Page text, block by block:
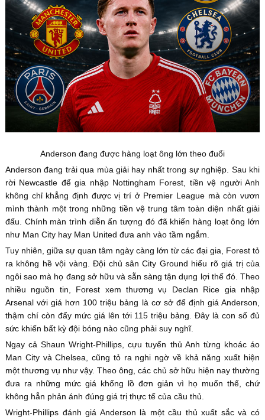
Anderson đang được hàng loạt ông lớn theo đuổi
Anderson đang trải qua mùa giải hay nhất trong sự nghiệp. Sau khi
rời Newcastle để gia nhập Nottingham Forest, tiền vệ người Anh
không chỉ khẳng định được vị trí ở Premier League mà còn vươn
mình thành một trong những tiền vệ trung tâm toàn diện nhất giải
đấu. Chính màn trình diễn ấn tượng đó đã khiến hàng loạt ông lớn
như Man City hay Man United đưa anh vào tầm ngắm.
Tuy nhiên, giữa sự quan tâm ngày càng lớn từ các đại gia, Forest tỏ
ra không hề vội vàng. Đội chủ sân City Ground hiểu rõ giá trị của
ngôi sao mà họ đang sở hữu và sẵn sàng tận dụng lợi thế đó. Theo
nhiều nguồn tin, Forest xem thương vụ Declan Rice gia nhập
Arsenal với giá hơn 100 triệu bảng là cơ sở để định giá Anderson,
thậm chí còn đẩy mức giá lên tới 115 triệu bảng. Đây là con số đủ
sức khiến bất kỳ đội bóng nào cũng phải suy nghĩ.
Ngay cả Shaun Wright-Phillips, cựu tuyển thủ Anh từng khoác áo
Man City và Chelsea, cũng tỏ ra nghi ngờ về khả năng xuất hiện
một thương vụ như vậy. Theo ông, các chủ sở hữu hiện nay thường
đưa ra những mức giá khổng lồ đơn giản vì họ muốn thế, chứ
không hẳn phản ánh đúng giá trị thực tế của cầu thủ.
Wright-Phillips đánh giá Anderson là một cầu thủ xuất sắc và có